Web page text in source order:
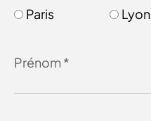
Paris Lyon